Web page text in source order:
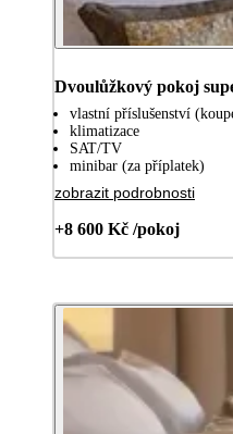
Dvoulůžkový pokoj
vlastní příslušenství
klimatizace
SAT/TV
minibar (za příplatek)
zobrazit podrobnosti
+8 600 Kč /pokoj